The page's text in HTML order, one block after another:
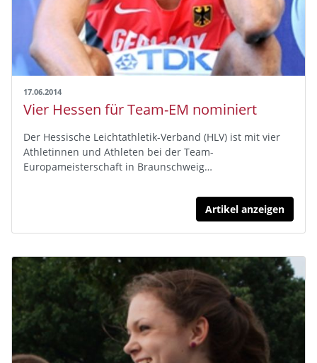
17.06.2014
Vier Hessen für Team-EM nominiert
Der Hessische Leichtathletik-Verband (HLV) ist mit vier
Athletinnen und Athleten bei der Team-
Europameisterschaft in Braunschweig…
Artikel anzeigen